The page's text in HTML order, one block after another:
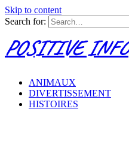
Skip to content
Search for:
POSITIVE INFO
ANIMAUX
DIVERTISSEMENT
HISTOIRES